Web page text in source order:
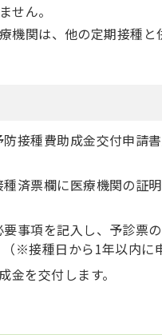
せん。
機関は、他の定期接種
接種費助成金交付申請
済票欄に医療機関の証
事項を記入し、予診票
※接種日から1年以内に
を交付します。